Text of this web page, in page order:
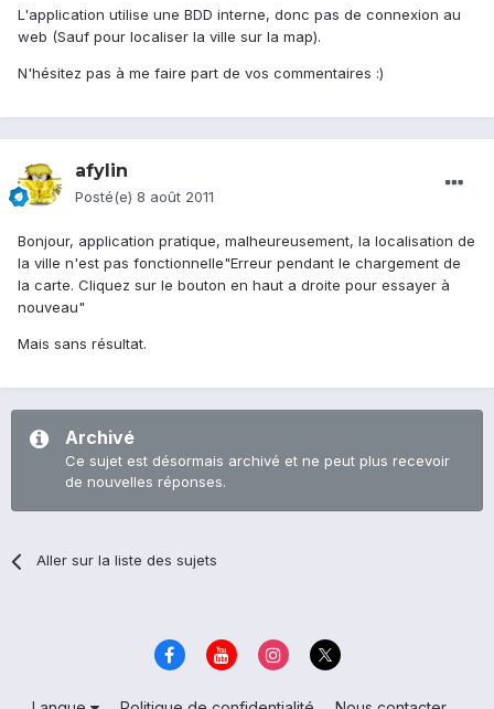
L'application utilise une BDD interne, donc pas de connexion au
web (Sauf pour localiser la ville sur la map).
N'hésitez pas à me faire part de vos commentaires :)
afylin
Posté(e) 8 août 2011
Bonjour, application pratique, malheureusement, la localisation de
la ville n'est pas fonctionnelle"Erreur pendant le chargement de
la carte. Cliquez sur le bouton en haut a droite pour essayer à
nouveau"
Mais sans résultat.
Archivé
Ce sujet est désormais archivé et ne peut plus recevoir
de nouvelles réponses.
Aller sur la liste des sujets